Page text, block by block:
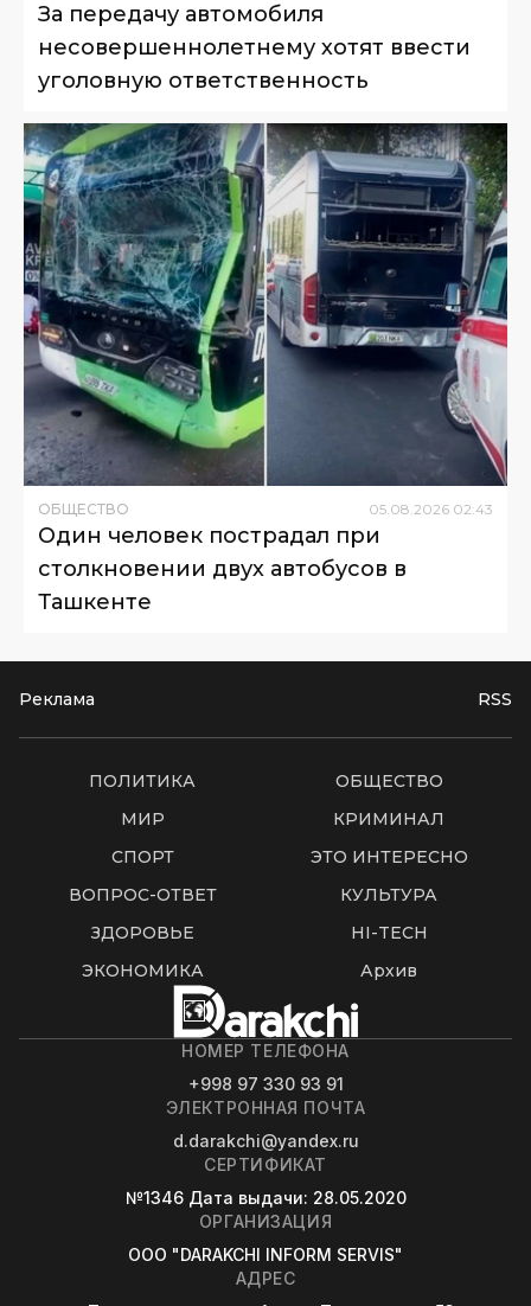
За передачу автомобиля
несовершеннолетнему хотят ввести
уголовную ответственность
ОБЩЕСТВО 05.08.2026 02:43
Один человек пострадал при
столкновении двух автобусов в
Ташкенте
Реклама RSS
ПОЛИТИКА
ОБЩЕСТВО
МИР
КРИМИНАЛ
СПОРТ
ЭТО ИНТЕРЕСНО
ВОПРОС-ОТВЕТ
КУЛЬТУРА
ЗДОРОВЬЕ
HI-TECH
ЭКОНОМИКА
Архив
НОМЕР ТЕЛЕФОНА
+998 97 330 93 91
ЭЛЕКТРОННАЯ ПОЧТА
d.darakchi@yandex.ru
СЕРТИФИКАТ
№1346 Дата выдачи: 28.05.2020
ОРГАНИЗАЦИЯ
OOO "DARAKCHI INFORM SERVIS"
АДРЕС